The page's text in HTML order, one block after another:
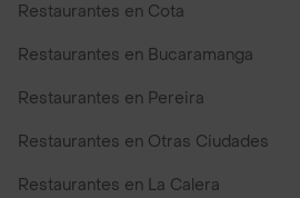
Restaurantes en Cota
Restaurantes en Bucaramanga
Restaurantes en Pereira
Restaurantes en Otras Ciudades
Restaurantes en La Calera